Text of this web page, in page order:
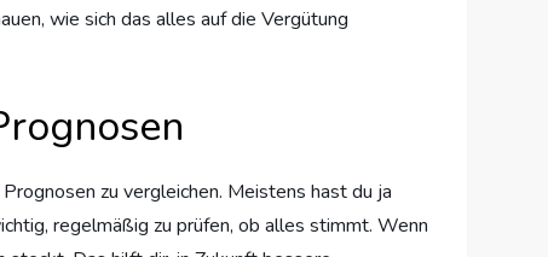
wie sich das alles auf die Vergütung
zu vergleichen. Meistens hast du ja
regelmäßig zu prüfen, ob alles stimmt. Wenn